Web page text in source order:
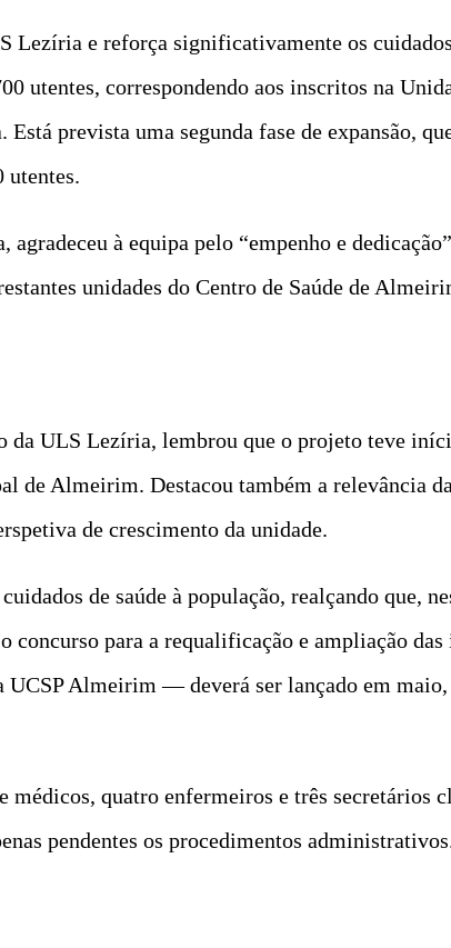
Lezíria e reforça significativamente os
utentes, correspondendo aos inscritos na
prevista uma segunda fase de expansão,
utentes.
à equipa pelo “empenho e
unidades do Centro de Saúde de
da ULS Lezíria, lembrou que o projeto teve
de Almeirim. Destacou também a relevância
de crescimento da unidade.
de saúde à população, realçando que,
para a requalificação e ampliação
Almeirim — deverá ser lançado em
médicos, quatro enfermeiros e três secretários
pendentes os procedimentos